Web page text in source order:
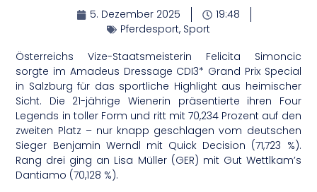
5. Dezember 2025
19:48
Pferdesport, Sport
Österreichs Vize-Staatsmeisterin Felicita Simoncic
sorgte im Amadeus Dressage CDI3* Grand Prix Special
in Salzburg für das sportliche Highlight aus heimischer
Sicht. Die 21-jährige Wienerin präsentierte ihren Four
Legends in toller Form und ritt mit 70,234 Prozent auf den
zweiten Platz – nur knapp geschlagen vom deutschen
Sieger Benjamin Werndl mit Quick Decision (71,723 %).
Rang drei ging an Lisa Müller (GER) mit Gut Wettlkam’s
Dantiamo (70,128 %).